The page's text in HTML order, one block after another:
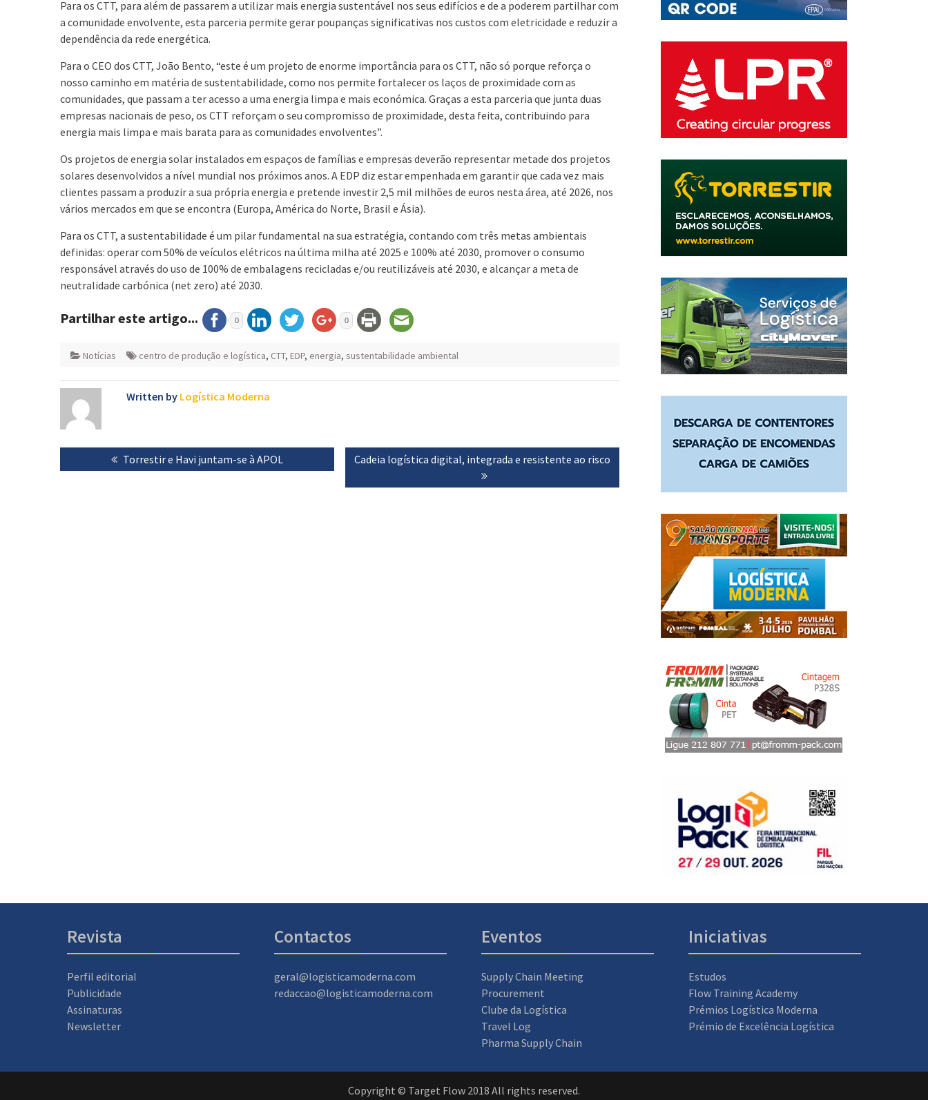
Para os CTT, para além de passarem a utilizar mais energia sustentável nos seus edifícios e de a poderem partilhar com
a comunidade envolvente, esta parceria permite gerar poupanças significativas nos custos com eletricidade e reduzir a
dependência da rede energética.
Para o CEO dos CTT, João Bento, “este é um projeto de enorme importância para os CTT, não só porque reforça o
nosso caminho em matéria de sustentabilidade, como nos permite fortalecer os laços de proximidade com as
comunidades, que passam a ter acesso a uma energia limpa e mais económica. Graças a esta parceria que junta duas
empresas nacionais de peso, os CTT reforçam o seu compromisso de proximidade, desta feita, contribuindo para
energia mais limpa e mais barata para as comunidades envolventes”.
Os projetos de energia solar instalados em espaços de famílias e empresas deverão representar metade dos projetos
solares desenvolvidos a nível mundial nos próximos anos. A EDP diz estar empenhada em garantir que cada vez mais
clientes passam a produzir a sua própria energia e pretende investir 2,5 mil milhões de euros nesta área, até 2026, nos
vários mercados em que se encontra (Europa, América do Norte, Brasil e Ásia).
Para os CTT, a sustentabilidade é um pilar fundamental na sua estratégia, contando com três metas ambientais
definidas: operar com 50% de veículos elétricos na última milha até 2025 e 100% até 2030, promover o consumo
responsável através do uso de 100% de embalagens recicladas e/ou reutilizáveis até 2030, e alcançar a meta de
neutralidade carbónica (net zero) até 2030.
Partilhar este artigo... 0 0
Notícias centro de produção e logística, CTT, EDP, energia, sustentabilidade ambiental
Written by Logística Moderna
Navegação
de
Previous
post:
Torrestir e Havi juntam-se à APOL
Next
Cadeia logística digital, integrada e resistente ao risco
Revista
Perfil editorial
Publicidade
Assinaturas
Newsletter
Contactos
geral@logisticamoderna.com
redaccao@logisticamoderna.com
Eventos
Supply Chain Meeting
Procurement
Clube da Logística
Travel Log
Pharma Supply Chain
Iniciativas
Estudos
Flow Training Academy
Prémios Logística Moderna
Prémio de Excelência Logística
Copyright © Target Flow 2018 All rights reserved.